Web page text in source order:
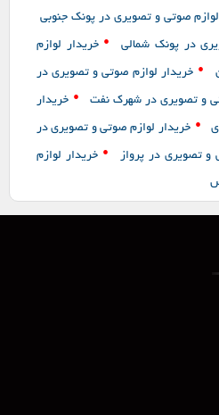
لوازم صوتی و تصویری در پونک جنوبی
در پونک شمالی • خریدار لوازم
• خریدار لوازم صوتی و تصویری در
و تصویری در شهرک نفت • خریدار
• خریدار لوازم صوتی و تصویری در
و تصویری در پرواز • خریدار لوازم